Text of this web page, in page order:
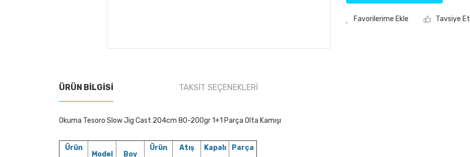
Tavsiye Et
ÜRÜN BILGISI TAKSIT SEÇENEKLERI
Okuma Tesoro Slow Jig Cast 204cm 80-200gr 1+1 Parça Olta Kamışı
Ürün
Model Boy
Ürün
Atış
Kapalı
Parça